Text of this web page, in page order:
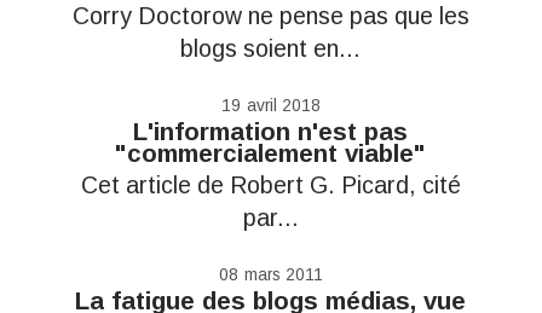
Corry Doctorow ne pense pas que les
blogs soient en...
19 avril 2018
L'information n'est pas
"commercialement viable"
Cet article de Robert G. Picard, cité
par...
08 mars 2011
La fatigue des blogs médias, vue